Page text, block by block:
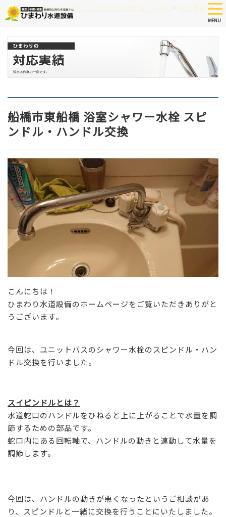
Skip
to
content
MENU
つまり、水漏れなど修理 ひまわり水道設備 HOME >千
船橋市東船橋 浴室シャワー水栓 スピ
ンドル・ハンドル交換
こんにちは！
ひまわり水道設備のホームページをご覧いただきありがと
うございます。
今回は、ユニットバスのシャワー水栓のスピンドル・ハン
ドル交換を行いました。
スイピンドルとは？
水道蛇口のハンドルをひねると上に上がることで水量を調
節するための部品です。
蛇口内にある回転軸で、ハンドルの動きと連動して水量を
調節します。
今回は、ハンドルの動きが悪くなったというご相談があ
り、スピンドルと一緒に交換を行うことにいたしました。